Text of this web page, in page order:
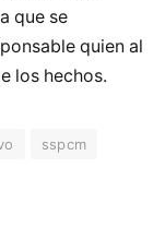
que se
quien al
los hechos.
sspcm